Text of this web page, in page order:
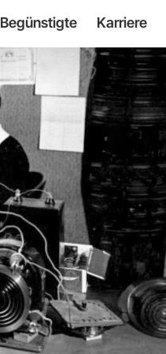
Begünstigte Karriere